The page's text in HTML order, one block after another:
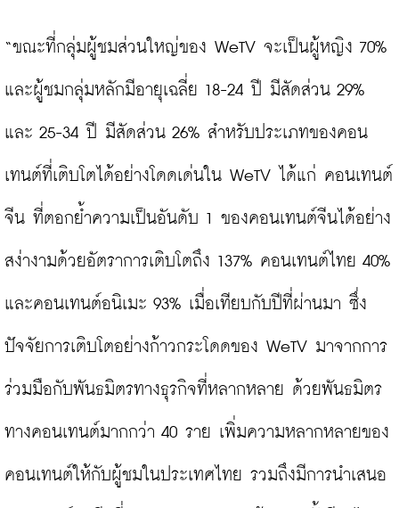
“ขณะที่กลุ่มผู้ชมส่วนใหญ่ของ WeTV จะเป็นผู้หญิง 70%
และผู้ชมกลุ่มหลักมีอายุเฉลี่ย 18-24 ปี มีสัดส่วน 29%
และ 25-34 ปี มีสัดส่วน 26% สำหรับประเภทของคอน
เทนต์ที่เติบโตได้อย่างโดดเด่นใน WeTV ได้แก่ คอนเทนต์
จีน ที่ตอกย้ำความเป็นอันดับ 1 ของคอนเทนต์จีนได้อย่าง
สง่างามด้วยอัตราการเติบโตถึง 137% คอนเทนต์ไทย 40%
และคอนเทนต์อนิเมะ 93% เมื่อเทียบกับปีที่ผ่านมา ซึ่ง
ปัจจัยการเติบโตอย่างก้าวกระโดดของ WeTV มาจากการ
ร่วมมือกับพันธมิตรทางธุรกิจที่หลากหลาย ด้วยพันธมิตร
ทางคอนเทนต์มากกว่า 40 ราย เพิ่มความหลากหลายของ
คอนเทนต์ให้กับผู้ชมในประเทศไทย รวมถึงมีการนำเสนอ